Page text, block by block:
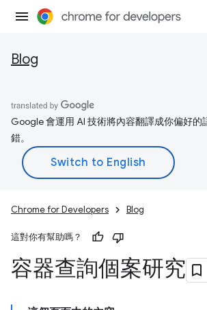
Blog
Google 會運用 AI 技術將內容翻譯成你偏好的
錯。
Chrome for Developers Blog
這對你有幫助嗎？
容器查詢個案研究